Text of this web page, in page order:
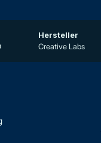
Hersteller
Creative Labs